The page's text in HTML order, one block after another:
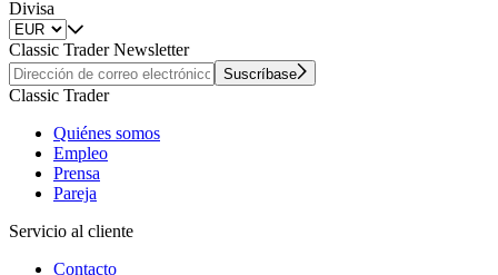
Divisa
Classic Trader Newsletter
Suscríbase
Classic Trader
Quiénes somos
Empleo
Prensa
Pareja
Servicio al cliente
Contacto